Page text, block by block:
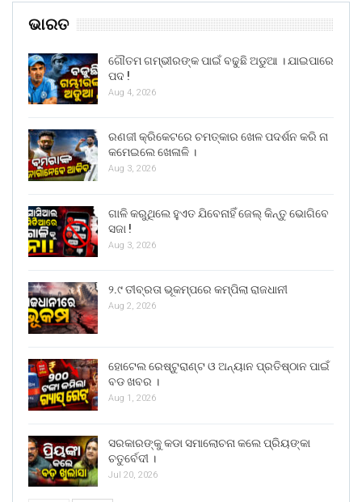
ଭାରତ
ଗୌତମ ଗମ୍ଭୀରଙ୍କ ପାଇଁ ବଢୁଛି ଅଡୁଆ । ଯାଇପାରେ
ପଦ !
Aug 4, 2026
ରଣଜୀ କ୍ରିକେଟରେ ଚମତ୍କାର ଖେଳ ପଦର୍ଶନ କରି ନା
କମେଇଲେ ଖେଳାଳି ।
Aug 3, 2026
ଗାଳି କରୁଥିଲେ ହୁଏତ ଯିବେନାହିଁ ଜେଲ୍ କିନ୍ତୁ ଭୋଗିବେ
ସଜା !
Aug 3, 2026
୨.୯ ତୀବ୍ରତା ଭୂକମ୍ପରେ କମ୍ପିଲା ରାଜଧାନୀ
Aug 2, 2026
ହୋଟେଲ ରେଷ୍ଟୁରାଣ୍ଟ ଓ ଅନ୍ୟାନ ପ୍ରତିଷ୍ଠାନ ପାଇଁ
ବଡ ଖବର ।
Aug 1, 2026
ସରକାରଙ୍କୁ କଡା ସମାଲୋଚନା କଲେ ପ୍ରିୟଙ୍କା
ଚତୁର୍ବେଦୀ ।
Jul 20, 2026